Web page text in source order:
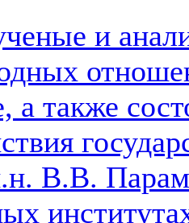
и
а также
В.В.